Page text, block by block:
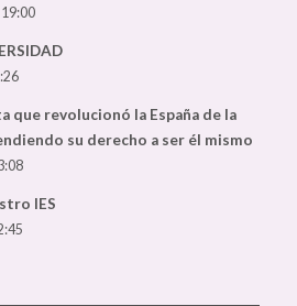
que revolucionó la España de la
su derecho a ser él mismo
IES